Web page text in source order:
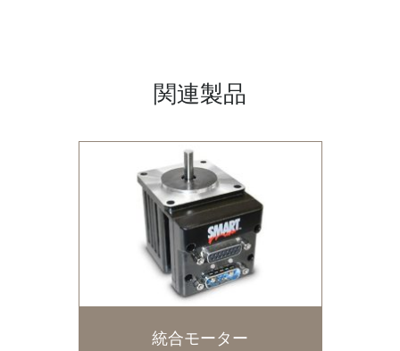
関連製品
統合モーター